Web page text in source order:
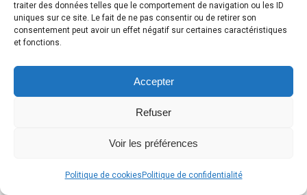
traiter des données telles que le comportement de navigation ou les ID
uniques sur ce site. Le fait de ne pas consentir ou de retirer son
consentement peut avoir un effet négatif sur certaines caractéristiques
et fonctions.
Accepter
Refuser
Voir les préférences
Politique de cookies Politique de confidentialité